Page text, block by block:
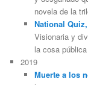
novela de la
National
Visionaria y
la cosa
2019
Muerte a los